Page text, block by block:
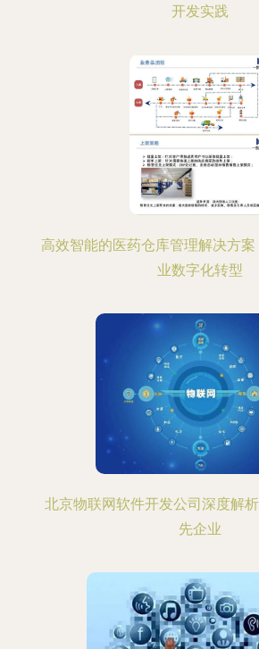
开发实践
高效智能的医药仓库管理解决方
业数字化转型
北京物联网软件开发公司深度解
先企业